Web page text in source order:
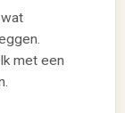
met een